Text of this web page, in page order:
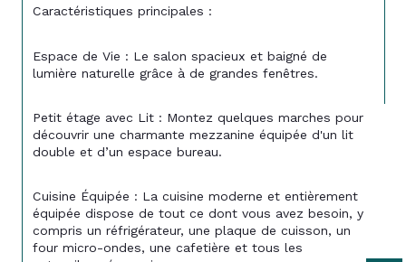
Caractéristiques principales :
Espace de Vie : Le salon spacieux et baigné de
lumière naturelle grâce à de grandes fenêtres.
Petit étage avec Lit : Montez quelques marches pour
découvrir une charmante mezzanine équipée d'un lit
double et d’un espace bureau.
Cuisine Équipée : La cuisine moderne et entièrement
équipée dispose de tout ce dont vous avez besoin, y
compris un réfrigérateur, une plaque de cuisson, un
four micro-ondes, une cafetière et tous les